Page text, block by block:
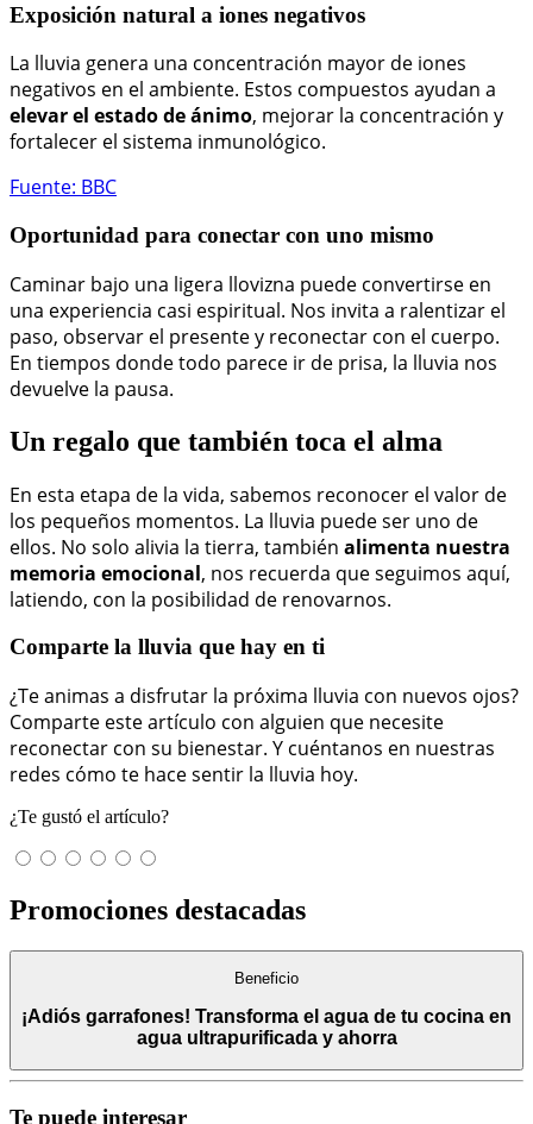
Exposición natural a iones negativos
La lluvia genera una concentración mayor de iones
negativos en el ambiente. Estos compuestos ayudan a
elevar el estado de ánimo, mejorar la concentración y
fortalecer el sistema inmunológico.
Fuente: BBC
Oportunidad para conectar con uno mismo
Caminar bajo una ligera llovizna puede convertirse en
una experiencia casi espiritual. Nos invita a ralentizar el
paso, observar el presente y reconectar con el cuerpo.
En tiempos donde todo parece ir de prisa, la lluvia nos
devuelve la pausa.
Un regalo que también toca el alma
En esta etapa de la vida, sabemos reconocer el valor de
los pequeños momentos. La lluvia puede ser uno de
ellos. No solo alivia la tierra, también alimenta nuestra
memoria emocional, nos recuerda que seguimos aquí,
latiendo, con la posibilidad de renovarnos.
Comparte la lluvia que hay en ti
¿Te animas a disfrutar la próxima lluvia con nuevos ojos?
Comparte este artículo con alguien que necesite
reconectar con su bienestar. Y cuéntanos en nuestras
redes cómo te hace sentir la lluvia hoy.
¿Te gustó el artículo?
Promociones destacadas
Beneficio
¡Adiós garrafones! Transforma el agua de tu cocina en
agua ultrapurificada y ahorra
Te puede interesar